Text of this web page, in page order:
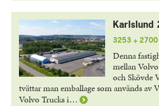
Kamaxeln
9
Karlslund
3253 +
Denna
mellan
och Skövde
tvättar man emballage som används av
Volvo Trucks i… Läs